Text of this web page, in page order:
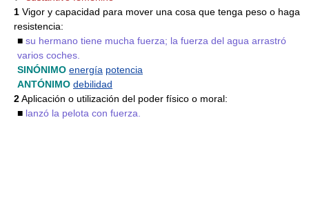
1 Vigor y capacidad para mover una cosa que tenga peso o haga
resistencia:
■ su hermano tiene mucha fuerza; la fuerza del agua arrastró
varios coches.
SINÓNIMO energía potencia
ANTÓNIMO debilidad
2Aplicación o utilización del poder físico o moral:
■ lanzó la pelota con fuerza.